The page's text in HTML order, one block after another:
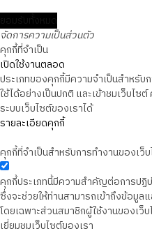
จัดการความเป็นส่วนตัว
คุกกี้ที่จำเป็น
เปิดใช้งานตลอด
ประเภทของคุกกี้มีความจำเป็นสำหรั
ใช้ได้อย่างเป็นปกติ และเข้าชมเว็บไ
ระบบเว็บไซต์ของเราได้
รายละเอียดคุกกี้
คุกกี้ที่จำเป็นสำหรับการทำงานของเว็
คุกกี้ประเภทนี้มีความสำคัญต่อการป
ซึ่งจะช่วยให้ท่านสามารถเข้าถึงข้อมูล
โดยเฉพาะส่วนสมาชิกผู้ใช้งานของเ
เยี่ยมชมเว็บไซต์ของเรา